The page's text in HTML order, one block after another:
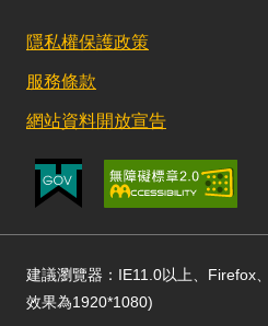
隱私權保護政策
服務條款
網站資料開放宣告
建議瀏覽器：IE11.0以上、Firefox
效果為1920*1080)